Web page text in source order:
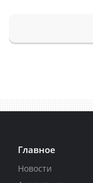
Главное
Новости